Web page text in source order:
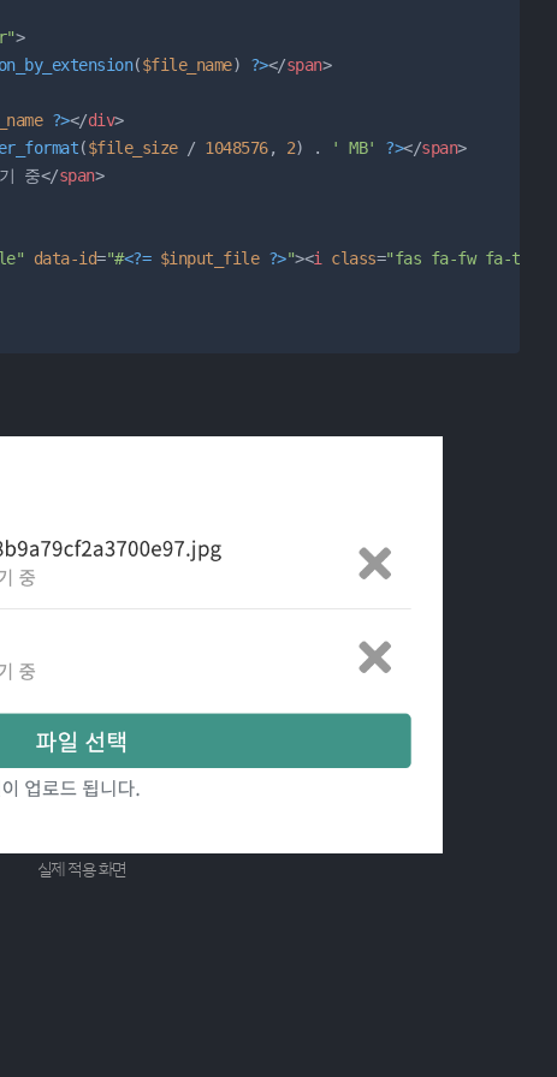
>
($file_name) ?></span>
?></div>
($file_size / 1048576, 2) . ' MB' ?></span>
중</span>
data-id="#<?= $input_file ?>"><i class="fas fa-fw fa-times"
실제 적용 화면